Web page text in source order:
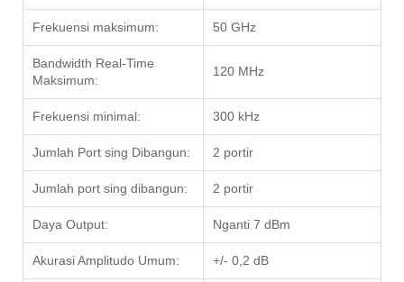
Frekuensi maksimum: 50 GHz
Bandwidth Real-Time
Maksimum:
120 MHz
Frekuensi minimal: 300 kHz
Jumlah Port sing Dibangun: 2 portir
Jumlah port sing dibangun: 2 portir
Daya Output: Nganti 7 dBm
Akurasi Amplitudo Umum: +/- 0,2 dB